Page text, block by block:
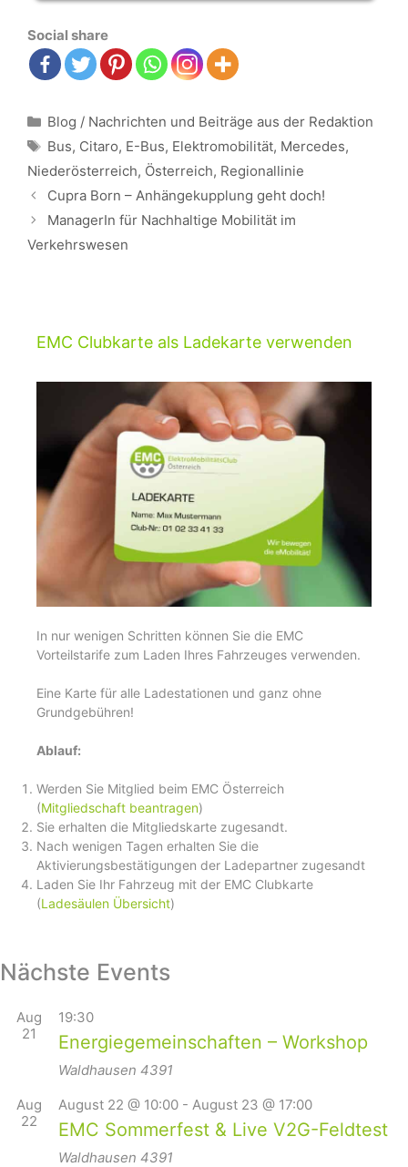
Social share
Kategorien
Blog / Nachrichten und Beiträge aus der Redaktion
Schlagwörter
Bus, Citaro, E-Bus, Elektromobilität, Mercedes,
Niederösterreich, Österreich, Regionallinie
Beitrags-
Navigation
Cupra Born – Anhängekupplung geht doch!
ManagerIn für Nachhaltige Mobilität im
Verkehrswesen
EMC Clubkarte als Ladekarte verwenden
In nur wenigen Schritten können Sie die EMC
Vorteilstarife zum Laden Ihres Fahrzeuges verwenden.
Eine Karte für alle Ladestationen und ganz ohne
Grundgebühren!
Ablauf:
Werden Sie Mitglied beim EMC Österreich
(Mitgliedschaft beantragen)
Sie erhalten die Mitgliedskarte zugesandt.
Nach wenigen Tagen erhalten Sie die
Aktivierungsbestätigungen der Ladepartner zugesandt
Laden Sie Ihr Fahrzeug mit der EMC Clubkarte
(Ladesäulen Übersicht)
Nächste Events
Aug
21
19:30
Energiegemeinschaften – Workshop
Waldhausen 4391
Aug
22
August 22 @ 10:00 - August 23 @ 17:00
EMC Sommerfest & Live V2G-Feldtest
Waldhausen 4391